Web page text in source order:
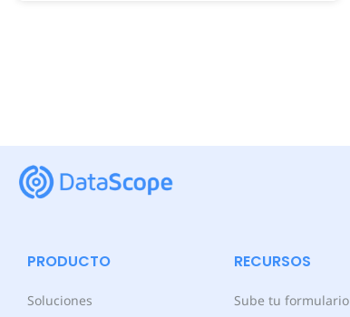
PRODUCTO
Soluciones
RECURSOS
Sube tu formulario